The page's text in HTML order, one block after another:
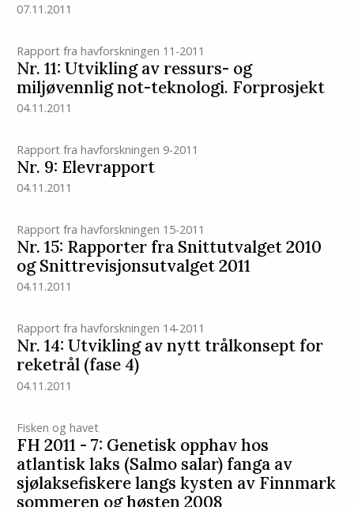
07.11.2011
Rapport fra havforskningen 11-2011
Nr. 11: Utvikling av ressurs- og
miljøvennlig not-teknologi. Forprosjekt
04.11.2011
Rapport fra havforskningen 9-2011
Nr. 9: Elevrapport
04.11.2011
Rapport fra havforskningen 15-2011
Nr. 15: Rapporter fra Snittutvalget 2010
og Snittrevisjonsutvalget 2011
04.11.2011
Rapport fra havforskningen 14-2011
Nr. 14: Utvikling av nytt trålkonsept for
reketrål (fase 4)
04.11.2011
Fisken og havet
FH 2011 - 7: Genetisk opphav hos
atlantisk laks (Salmo salar) fanga av
sjølaksefiskere langs kysten av Finnmark
sommeren og høsten 2008